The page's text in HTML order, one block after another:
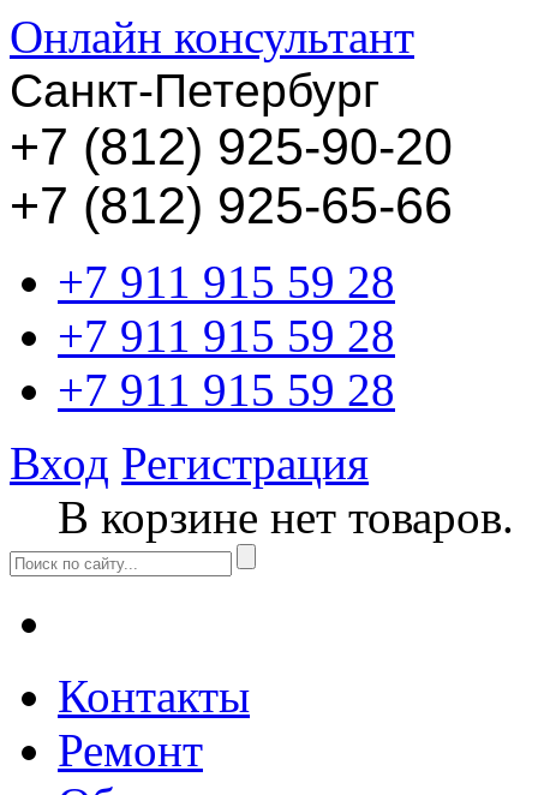
Онлайн консультант
Санкт-Петербург
+7 (812) 925-90-20
+7 (812) 925-65-66
+7 911 915 59 28
+7 911 915 59 28
+7 911 915 59 28
Вход Регистрация
В корзине нет товаров.
Контакты
Ремонт